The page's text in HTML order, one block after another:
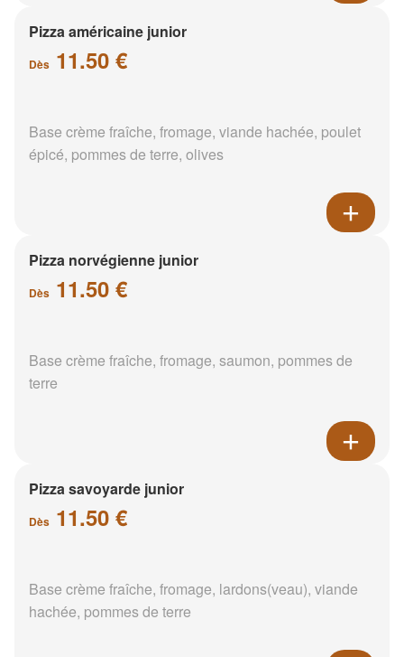
Pizza américaine junior
Dès 11.50 €
Base crème fraîche, fromage, viande hachée, poulet
épicé, pommes de terre, olives
Pizza norvégienne junior
Dès 11.50 €
Base crème fraîche, fromage, saumon, pommes de
terre
Pizza savoyarde junior
Dès 11.50 €
Base crème fraîche, fromage, lardons(veau), viande
hachée, pommes de terre